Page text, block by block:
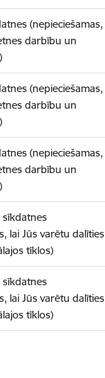
(nepieciešamas,
darbību un
(nepieciešamas,
darbību un
(nepieciešamas,
darbību un
sīkdatnes
lai Jūs varētu dalīties
tīklos)
sīkdatnes
lai Jūs varētu dalīties
tīklos)